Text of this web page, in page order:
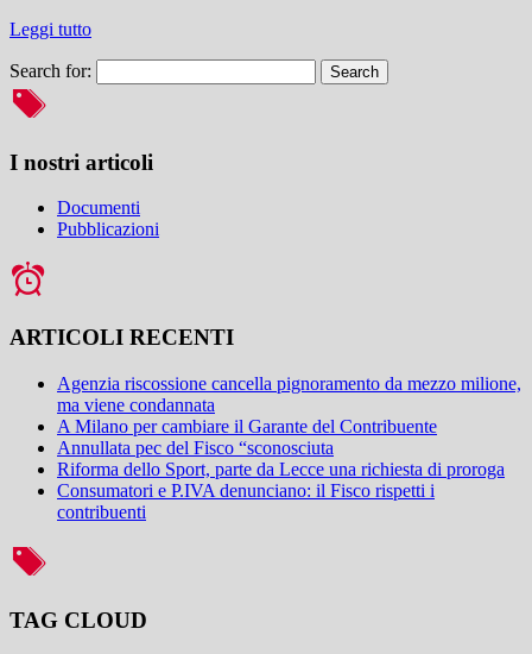
Leggi tutto
Search for:
I nostri articoli
Documenti
Pubblicazioni
ARTICOLI RECENTI
Agenzia riscossione cancella pignoramento da mezzo milione,
ma viene condannata
A Milano per cambiare il Garante del Contribuente
Annullata pec del Fisco “sconosciuta
Riforma dello Sport, parte da Lecce una richiesta di proroga
Consumatori e P.IVA denunciano: il Fisco rispetti i
contribuenti
TAG CLOUD